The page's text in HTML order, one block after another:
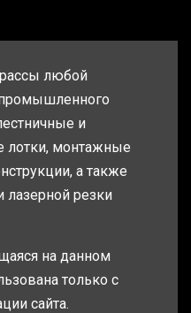
любой
и
лотки, монтажные
а также
лазерной резки
на данном
только с
сайта.